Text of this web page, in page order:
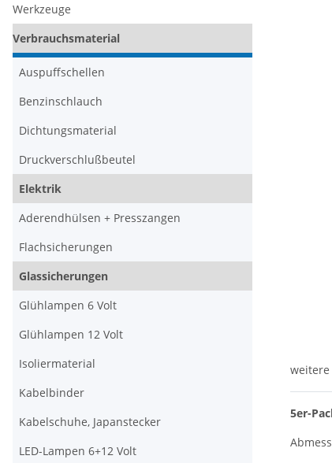
weitere
5er-
Werkzeuge
Verbrauchsmaterial
Auspuffschellen
Benzinschlauch
Dichtungsmaterial
Druckverschlußbeutel
Elektrik
Aderendhülsen + Presszangen
Flachsicherungen
Glassicherungen
Glühlampen 6 Volt
Glühlampen 12 Volt
Isoliermaterial
Kabelbinder
Kabelschuhe, Japanstecker
LED-Lampen 6+12 Volt